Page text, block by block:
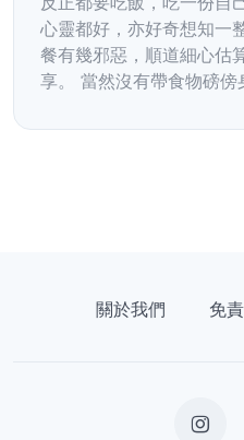
心靈都好，亦好奇想知一
餐有幾邪惡，順道細心估
享。 當然沒有帶食物磅
關於我們 免